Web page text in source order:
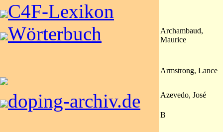
C4F-Lexikon
Wörterbuch
doping-archiv.de
Archambaud,
Maurice
Armstrong, Lance
Azevedo, José
B